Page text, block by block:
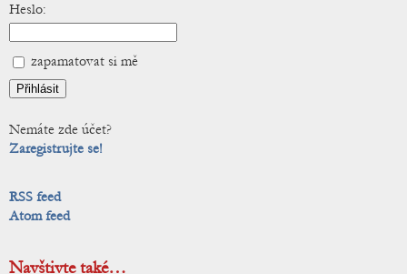
Heslo:
zapamatovat si mě
Nemáte zde účet?
Zaregistrujte se!
RSS feed
Atom feed
Navštivte také…